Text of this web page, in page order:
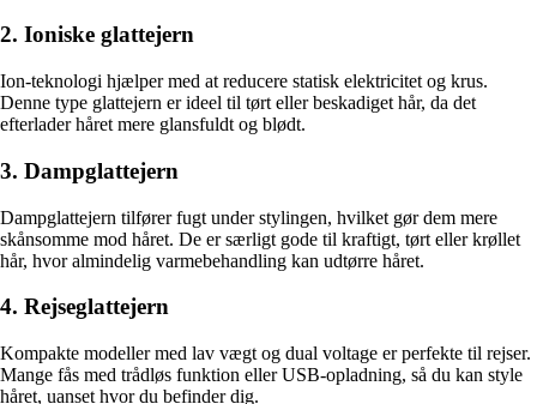
2. Ioniske glattejern
Ion-teknologi hjælper med at reducere statisk elektricitet og krus.
Denne type glattejern er ideel til tørt eller beskadiget hår, da det
efterlader håret mere glansfuldt og blødt.
3. Dampglattejern
Dampglattejern tilfører fugt under stylingen, hvilket gør dem mere
skånsomme mod håret. De er særligt gode til kraftigt, tørt eller krøllet
hår, hvor almindelig varmebehandling kan udtørre håret.
4. Rejseglattejern
Kompakte modeller med lav vægt og dual voltage er perfekte til rejser.
Mange fås med trådløs funktion eller USB-opladning, så du kan style
håret, uanset hvor du befinder dig.